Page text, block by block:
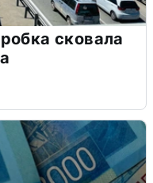
сковала